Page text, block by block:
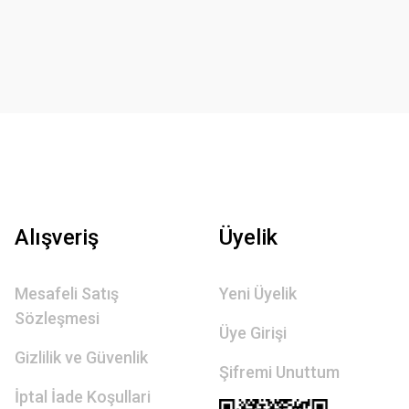
Alışveriş
Mesafeli Satış
Sözleşmesi
Gizlilik ve Güvenlik
İptal İade Koşullari
Üyelik
Yeni Üyelik
Üye Girişi
Şifremi Unuttum